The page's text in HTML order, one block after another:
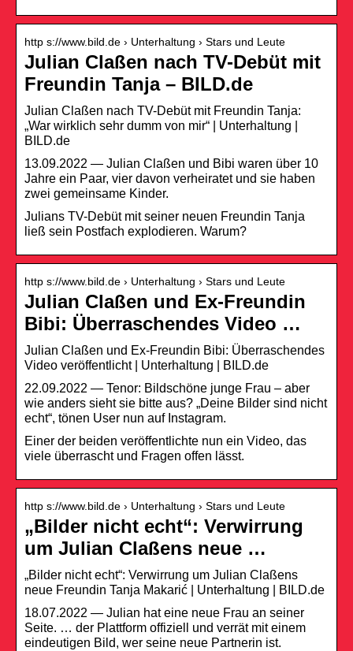
http s://www.bild.de › Unterhaltung › Stars und Leute
Julian Claßen nach TV-Debüt mit
Freundin Tanja – BILD.de
Julian Claßen nach TV-Debüt mit Freundin Tanja:
„War wirklich sehr dumm von mir“ | Unterhaltung |
BILD.de
13.09.2022 — Julian Claßen und Bibi waren über 10
Jahre ein Paar, vier davon verheiratet und sie haben
zwei gemeinsame Kinder.
Julians TV-Debüt mit seiner neuen Freundin Tanja
ließ sein Postfach explodieren. Warum?
http s://www.bild.de › Unterhaltung › Stars und Leute
Julian Claßen und Ex-Freundin
Bibi: Überraschendes Video …
Julian Claßen und Ex-Freundin Bibi: Überraschendes
Video veröffentlicht | Unterhaltung | BILD.de
22.09.2022 — Tenor: Bildschöne junge Frau – aber
wie anders sieht sie bitte aus? „Deine Bilder sind nicht
echt“, tönen User nun auf Instagram.
Einer der beiden veröffentlichte nun ein Video, das
viele überrascht und Fragen offen lässt.
http s://www.bild.de › Unterhaltung › Stars und Leute
„Bilder nicht echt“: Verwirrung
um Julian Claßens neue …
„Bilder nicht echt“: Verwirrung um Julian Claßens
neue Freundin Tanja Makarić | Unterhaltung | BILD.de
18.07.2022 — Julian hat eine neue Frau an seiner
Seite. … der Plattform offiziell und verrät mit einem
eindeutigen Bild, wer seine neue Partnerin ist.